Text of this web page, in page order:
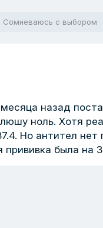
Сомневаюсь с выбором
назад
ноль. Хотя
Но антител нет
прививка была на